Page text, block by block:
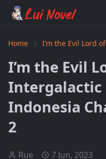
Home I’m the Evil Lord
I’m the Evil
Intergalactic
Indonesia
2
Rue 7 Jun, 2023